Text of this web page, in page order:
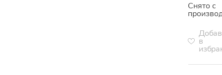
Снято с
в